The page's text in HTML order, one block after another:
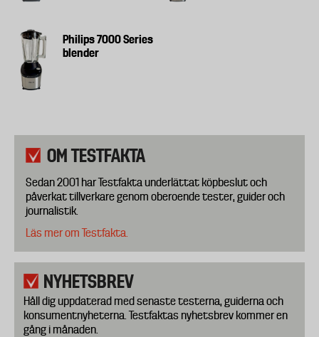
Philips 7000 Series
blender
OM TESTFAKTA
Sedan 2001 har Testfakta underlättat köpbeslut och
påverkat tillverkare genom oberoende tester, guider och
journalistik.
Läs mer om Testfakta.
NYHETSBREV
Håll dig uppdaterad med senaste testerna, guiderna och
konsumentnyheterna. Testfaktas nyhetsbrev kommer en
gång i månaden.